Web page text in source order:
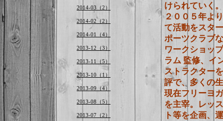
けられていく。
２００５年よ
て活動をスタ
ポーツクラブ
ワークショッ
ラム 監修、イ
ストラクター
評で、多くの
現在フリーヨ
を主宰。レッ
ト等を企画、
2014-03（2）
2014-02（2）
2014-01（4）
2013-12（3）
2013-11（5）
2013-10（1）
2013-09（4）
2013-08（5）
2013-07（2）